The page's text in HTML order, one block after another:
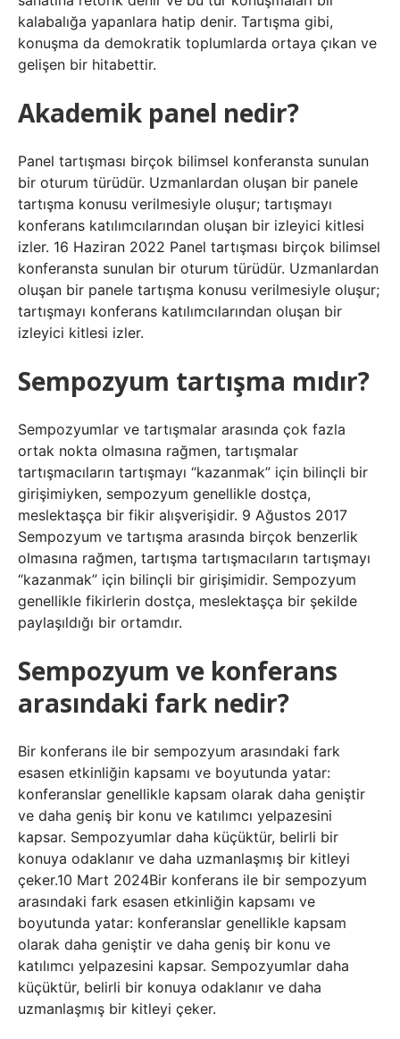
kalabalığa yapanlara hatip denir. Tartışma gibi,
konuşma da demokratik toplumlarda ortaya çıkan ve
gelişen bir hitabettir.
Akademik panel nedir?
Panel tartışması birçok bilimsel konferansta sunulan
bir oturum türüdür. Uzmanlardan oluşan bir panele
tartışma konusu verilmesiyle oluşur; tartışmayı
konferans katılımcılarından oluşan bir izleyici kitlesi
izler. 16 Haziran 2022 Panel tartışması birçok bilimsel
konferansta sunulan bir oturum türüdür. Uzmanlardan
oluşan bir panele tartışma konusu verilmesiyle oluşur;
tartışmayı konferans katılımcılarından oluşan bir
izleyici kitlesi izler.
Sempozyum tartışma mıdır?
Sempozyumlar ve tartışmalar arasında çok fazla
ortak nokta olmasına rağmen, tartışmalar
tartışmacıların tartışmayı “kazanmak” için bilinçli bir
girişimiyken, sempozyum genellikle dostça,
meslektaşça bir fikir alışverişidir. 9 Ağustos 2017
Sempozyum ve tartışma arasında birçok benzerlik
olmasına rağmen, tartışma tartışmacıların tartışmayı
“kazanmak” için bilinçli bir girişimidir. Sempozyum
genellikle fikirlerin dostça, meslektaşça bir şekilde
paylaşıldığı bir ortamdır.
Sempozyum ve konferans
arasındaki fark nedir?
Bir konferans ile bir sempozyum arasındaki fark
esasen etkinliğin kapsamı ve boyutunda yatar:
konferanslar genellikle kapsam olarak daha geniştir
ve daha geniş bir konu ve katılımcı yelpazesini
kapsar. Sempozyumlar daha küçüktür, belirli bir
konuya odaklanır ve daha uzmanlaşmış bir kitleyi
çeker.10 Mart 2024Bir konferans ile bir sempozyum
arasındaki fark esasen etkinliğin kapsamı ve
boyutunda yatar: konferanslar genellikle kapsam
olarak daha geniştir ve daha geniş bir konu ve
katılımcı yelpazesini kapsar. Sempozyumlar daha
küçüktür, belirli bir konuya odaklanır ve daha
uzmanlaşmış bir kitleyi çeker.